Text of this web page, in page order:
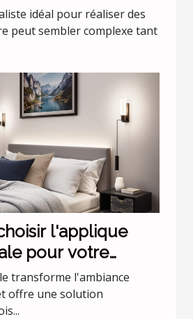
idéal pour réaliser des
peut sembler complexe tant
l'applique
pour votre
transforme l'ambiance
offre une solution